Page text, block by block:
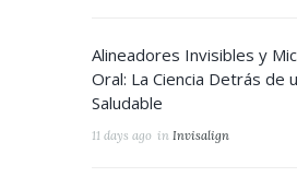
Alineadores Invisibles y
Oral: La Ciencia Detrás de
Saludable
11 days ago in Invisalign